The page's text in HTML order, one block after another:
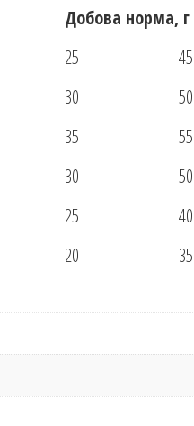
Добова норма, г
25 45
30 50
35 55
30 50
25 40
20 35